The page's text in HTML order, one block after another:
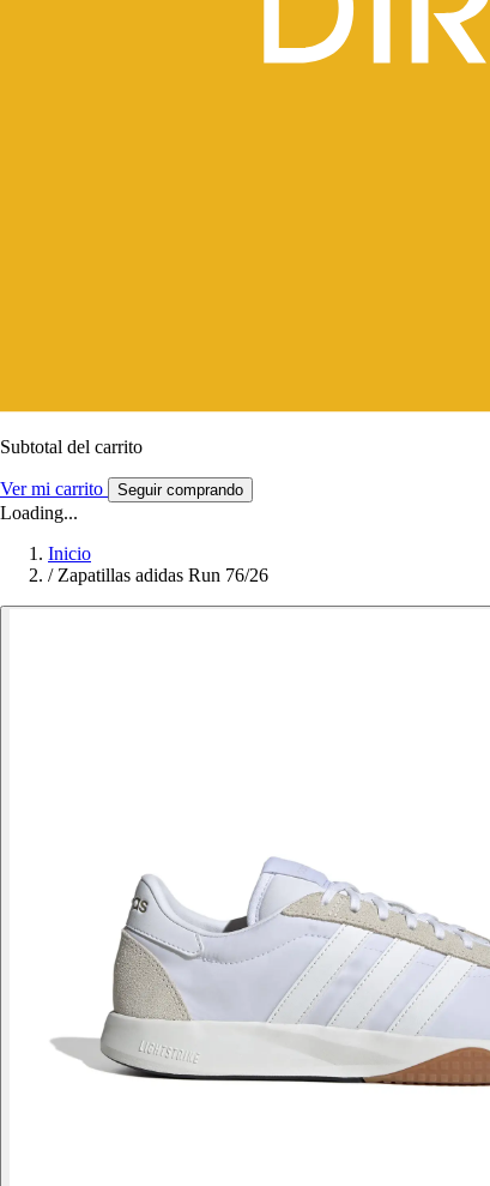
Subtotal del carrito
Ver mi carrito Seguir comprando
Loading...
Inicio
/ Zapatillas adidas Run 76/26